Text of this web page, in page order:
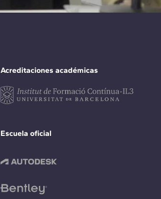
Acreditaciones académicas
Escuela oficial